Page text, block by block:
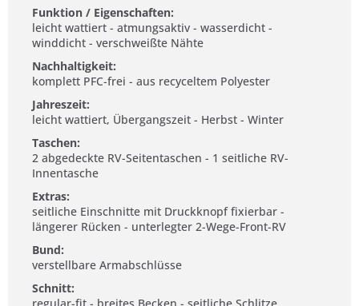
Funktion / Eigenschaften:
leicht wattiert - atmungsaktiv - wasserdicht -
winddicht - verschweißte Nähte
Nachhaltigkeit:
komplett PFC-frei - aus recyceltem Polyester
Jahreszeit:
leicht wattiert, Übergangszeit - Herbst - Winter
Taschen:
2 abgedeckte RV-Seitentaschen - 1 seitliche RV-
Innentasche
Extras:
seitliche Einschnitte mit Druckknopf fixierbar -
längerer Rücken - unterlegter 2-Wege-Front-RV
Bund:
verstellbare Armabschlüsse
Schnitt: